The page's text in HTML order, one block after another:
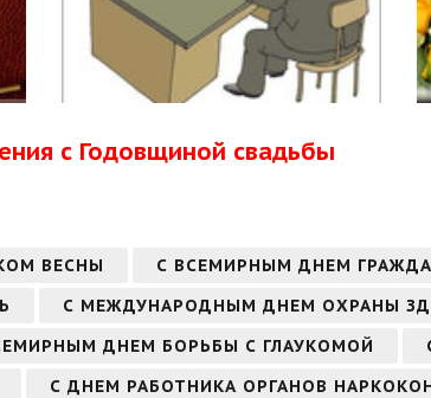
с Годовщиной свадьбы
ВЕСНЫ
С ВСЕМИРНЫМ ДНЕМ
С МЕЖДУНАРОДНЫМ ДНЕМ ОХРАНЫ
ДНЕМ БОРЬБЫ С ГЛАУКОМОЙ
С ДНЕМ РАБОТНИКА ОРГАНОВ